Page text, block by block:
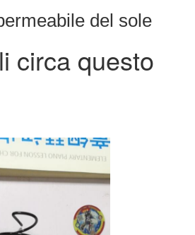
del sole
circa questo